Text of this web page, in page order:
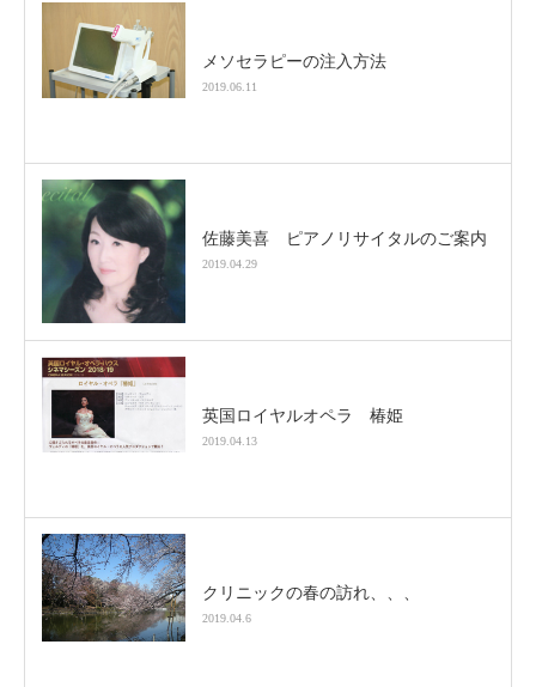
メソセラピーの注入方法
2019.06.11
佐藤美喜 ピアノリサイタルのご案内
2019.04.29
英国ロイヤルオペラ 椿姫
2019.04.13
クリニックの春の訪れ、、、
2019.04.6